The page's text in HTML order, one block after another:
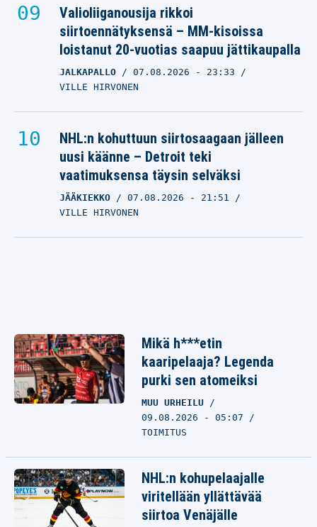
Valioliiganousija rikkoi
siirtoennätyksensä – MM-kisoissa
loistanut 20-vuotias saapuu jättikaupalla
JALKAPALLO 07.08.2026 - 23:33
VILLE HIRVONEN
NHL:n kohuttuun siirtosaagaan jälleen
uusi käänne – Detroit teki
vaatimuksensa täysin selväksi
JÄÄKIEKKO 07.08.2026 - 21:51
VILLE HIRVONEN
Mikä h***etin
kaaripelaaja? Legenda
purki sen atomeiksi
MUU URHEILU
09.08.2026 - 05:07
TOIMITUS
NHL:n kohupelaajalle
viritellään yllättävää
siirtoa Venäjälle